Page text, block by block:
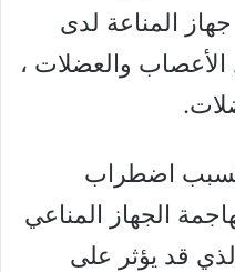
جهاز المناعة لدى
والعضلات ،
اضطراب
الجهاز المناعي
قد يؤثر على